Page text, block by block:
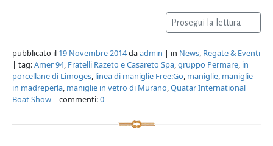
Prosegui la lettura
pubblicato il 19 Novembre 2014daadmin | in News, Regate & Eventi
| tag:Amer 94, Fratelli Razeto e Casareto Spa,gruppo Permare, in
porcellane di Limoges, linea di maniglie Free:Go, maniglie, maniglie
in madreperla, maniglie in vetro di Murano,Quatar International
Boat Show | commenti:0